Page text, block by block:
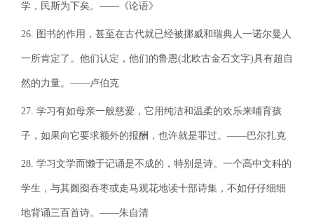
学，民斯为下矣。——《论语》
26. 图书的作用，甚至在古代就已经被挪威和瑞典人一诺尔曼人
一所肯定了。他们认定，他们的鲁恩(北欧古金石文字)具有超自
然的力量。——卢伯克
27. 学习有如母亲一般慈爱，它用纯洁和温柔的欢乐来哺育孩
子，如果向它要求额外的报酬，也许就是罪过。——巴尔扎克
28. 学习文学而懒于记诵是不成的，特别是诗。一个高中文科的
学生，与其囫囵吞枣或走马观花地读十部诗集，不如仔仔细细
地背诵三百首诗。——朱自清